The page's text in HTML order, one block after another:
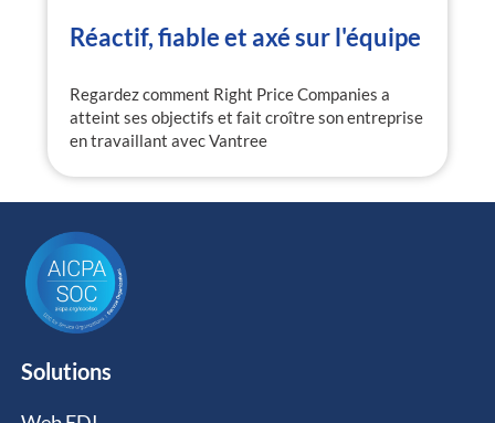
Réactif, fiable et axé sur l'équipe
Regardez comment Right Price Companies a
atteint ses objectifs et fait croître son entreprise
en travaillant avec Vantree
Solutions